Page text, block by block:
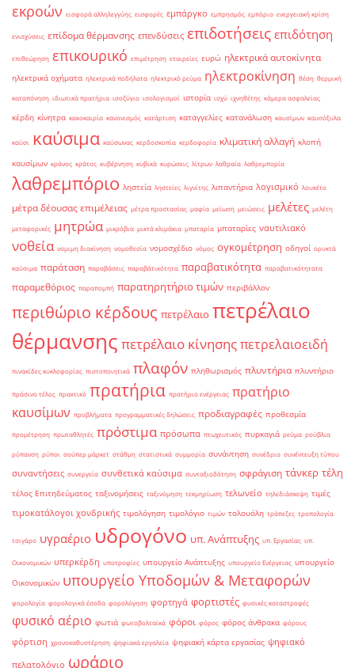
εκροών εισφορά αλληλεγγύης εισφορές εμπάργκο εμπρησμός εμπόριο ενεργειακή κρίση
ενισχύσεις επίδομα θέρμανσης επενδύσεις επιδοτήσεις επιδότηση
επιθεώρηση επικουρικό επιμέτρηση εταιρείες ευρώ ηλεκτρικά αυτοκίνητα
ηλεκτρικά οχήματα ηλεκτρικά ποδήλατα ηλεκτρικό ρεύμα ηλεκτροκίνηση θέση θερμική
καταπόνηση ιδιωτικά πρατήρια ισοζύγιο ισολογισμοί ιστορία ισχύ ιχνηθέτης κάμερα ασφαλείας
κέρδη κίνητρα κακοκαιρία κανονισμός κατάρτιση καταγγελίες κατανάλωση καυσίμων καυσόξυλα
καύσι καύσιμα καύσωνας κερδοσκοπία κερδοφορία κλιματική αλλαγή κλοπή
καυσίμων κράνος κράτος κυβέρνηση κυβικά κυρώσεις λίτρων λαθραία λαθρεμπορία
λαθρεμπόριο ληστεία ληστείες λιγνίτης λιπαντήρια λογισμικό λουκέτο
μέτρα δέουσας επιμέλειας μέτρα προστασίας μαφία μείωση μειώσεις μελέτες μελέτη
μεταφορικές μητρώα μικρόβια μικτά κλιμάκια μπαταρία μπαταρίες ναυτιλιακό
νοθεία νομιμη διακίνηση νομοθεσία νομοσχέδιο νόμος ογκομέτρηση οδηγοί ορυκτά
καύσιμα παράταση παραβάσεις παραβάτικότητα παραβατικότητα παραβατικότητατα
παραμεθόριος παραπομπή παρατηρητήριο τιμών περιβάλλον
περιθώριο κέρδους πετρέλαιο πετρέλαιο
θέρμανσης πετρέλαιο κίνησηςπετρελαιοειδή
πινακίδες κυκλοφορίας πιστοποιητικά πλαφόν πληθωρισμός πλυντήρια πλυντήριο
πράσινο τέλος πρακτικό πρατήρια πρατήριο ενέργειας πρατήριο
καυσίμων προβλήματα προγραμματικές δηλώσεις προδιαγραφές προθεσμία
προμέτρηση πρωταθλητές πρόστιμα πρόσωπα πτωχευτικός πυρκαγιά ρεύμα ρούβλια
ρύπανση ρύποι σούπερ μάρκετ στάθμη στατιστικά συμμορία συνάντηση συνέδριο συνέντευξη τύπου
συναντήσεις συνεργεία συνθετικά καύσιμα συνταξιοδότηση σφράγιση τάνκερ τέλη
τέλος Επιτηδεύματος ταξινομήσεις ταξινόμηση τεκμηρίωση τελωνείο τηλεδιάσκεψη τιμές
τιμοκατάλογοι χονδρικής τιμολόγηση τιμολόγιο τιμών τολουόλη τράπεζες τροπολογία
τσιγάρο υγραέριο υδρογόνο υπ. Ανάπτυξης υπ. Εργασίας υπ.
Οικονομικών υπερκέρδη υποτροφίες υπουργείο Ανάπτυξης υπουργείο Ενέργειας υπουργείο
Οικονομικών υπουργείο Υποδομών & Μεταφορών
φορολογία φορολογικά έσοδα φορολόγηση φορτηγά φορτιστές φυσικές καταστροφές
φυσικό αέριο φωτιά φωτοβολταϊκά φόροι φόρος φόρος άνθρακα φόρους
φόρτιση χρονοκαθυστέρηση ψηφιακά εργαλεία ψηφιακή κάρτα εργασίας ψηφιακό
πελατολόγιο ωράριο